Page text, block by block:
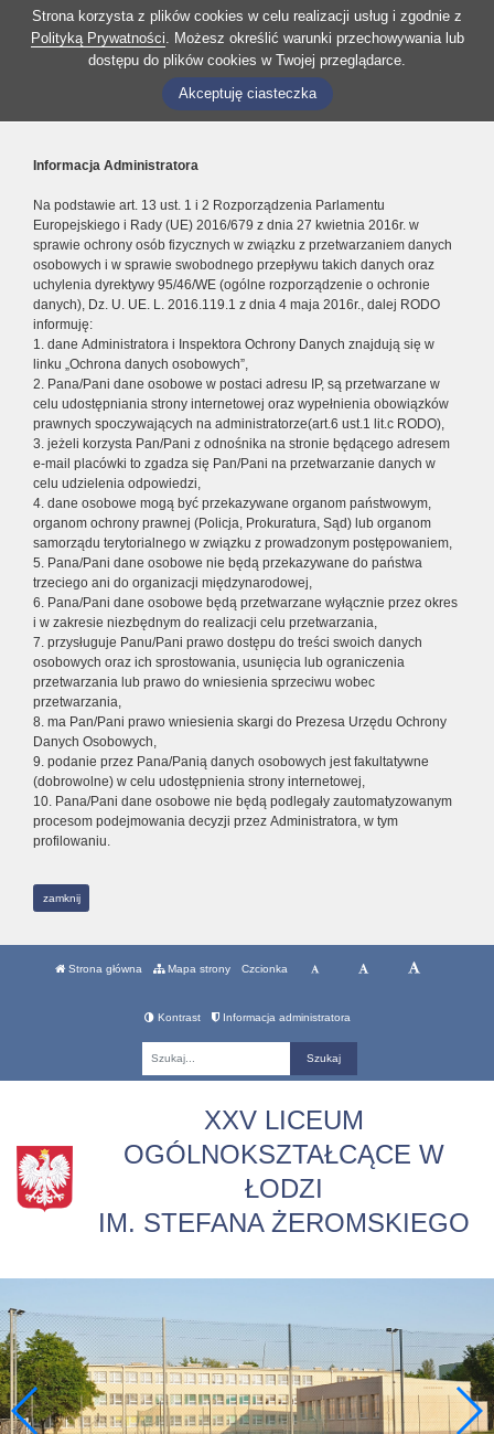
Strona korzysta z plików cookies w celu realizacji usług i zgodnie z
Polityką Prywatności. Możesz określić warunki przechowywania lub
dostępu do plików cookies w Twojej przeglądarce.
Akceptuję ciasteczka
Informacja Administratora
Na podstawie art. 13 ust. 1 i 2 Rozporządzenia Parlamentu
Europejskiego i Rady (UE) 2016/679 z dnia 27 kwietnia 2016r. w
sprawie ochrony osób fizycznych w związku z przetwarzaniem danych
osobowych i w sprawie swobodnego przepływu takich danych oraz
uchylenia dyrektywy 95/46/WE (ogólne rozporządzenie o ochronie
danych), Dz. U. UE. L. 2016.119.1 z dnia 4 maja 2016r., dalej RODO
informuję:
1. dane Administratora i Inspektora Ochrony Danych znajdują się w
linku „Ochrona danych osobowych”,
2. Pana/Pani dane osobowe w postaci adresu IP, są przetwarzane w
celu udostępniania strony internetowej oraz wypełnienia obowiązków
prawnych spoczywających na administratorze(art.6 ust.1 lit.c RODO),
3. jeżeli korzysta Pan/Pani z odnośnika na stronie będącego adresem
e-mail placówki to zgadza się Pan/Pani na przetwarzanie danych w
celu udzielenia odpowiedzi,
4. dane osobowe mogą być przekazywane organom państwowym,
organom ochrony prawnej (Policja, Prokuratura, Sąd) lub organom
samorządu terytorialnego w związku z prowadzonym postępowaniem,
5. Pana/Pani dane osobowe nie będą przekazywane do państwa
trzeciego ani do organizacji międzynarodowej,
6. Pana/Pani dane osobowe będą przetwarzane wyłącznie przez okres
i w zakresie niezbędnym do realizacji celu przetwarzania,
7. przysługuje Panu/Pani prawo dostępu do treści swoich danych
osobowych oraz ich sprostowania, usunięcia lub ograniczenia
przetwarzania lub prawo do wniesienia sprzeciwu wobec
przetwarzania,
8. ma Pan/Pani prawo wniesienia skargi do Prezesa Urzędu Ochrony
Danych Osobowych,
9. podanie przez Pana/Panią danych osobowych jest fakultatywne
(dobrowolne) w celu udostępnienia strony internetowej,
10. Pana/Pani dane osobowe nie będą podlegały zautomatyzowanym
procesom podejmowania decyzji przez Administratora, w tym
profilowaniu.
zamknij
Strona główna Mapa strony Czcionka
Kontrast Informacja administratora
XXV LICEUM
OGÓLNOKSZTAŁCĄCE W
ŁODZI
IM. STEFANA ŻEROMSKIEGO